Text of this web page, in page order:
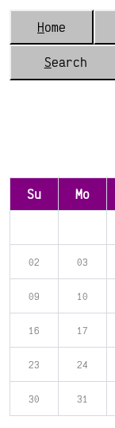
Home
Search
Su Mo
02 03
09 10
16 17
23 24
30 31